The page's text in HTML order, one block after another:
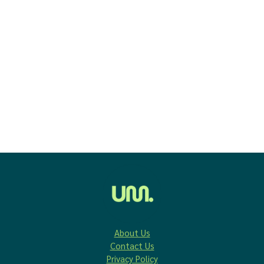
About Us
Contact Us
Privacy Policy